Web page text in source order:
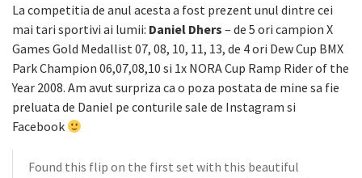
La competitia de anul acesta a fost prezent unul dintre cei
mai tari sportivi ai lumii: Daniel Dhers – de 5 ori campion X
Games Gold Medallist 07, 08, 10, 11, 13, de 4 ori Dew Cup BMX
Park Champion 06,07,08,10 si 1x NORA Cup Ramp Rider of the
Year 2008. Am avut surpriza ca o poza postata de mine sa fie
preluata de Daniel pe conturile sale de Instagram si
Facebook
Found this flip on the first set with this beautiful